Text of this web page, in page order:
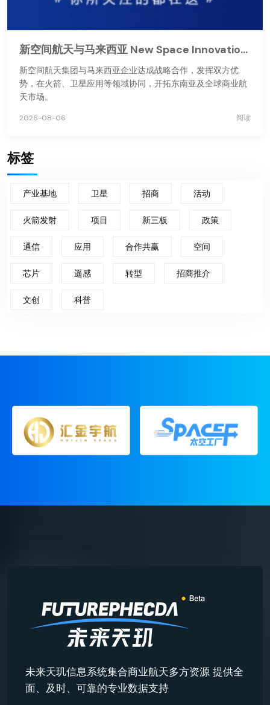
新空间航天与马来西亚 New Space Innovations 达成战略合作
新空间航天集团与马来西亚企业达成战略合作，发挥双方优
势，在火箭、卫星应用等领域协同，开拓东南亚及全球商业航
天市场。
2026-08-06 阅读
标签
产业基地 卫星 招商 活动
火箭发射 项目 新三板 政策
通信 应用 合作共赢 空间
芯片 遥感 转型 招商推介
文创 科普
未来天玑信息系统集合商业航天多方资源 提供全
面、及时、可靠的专业数据支持